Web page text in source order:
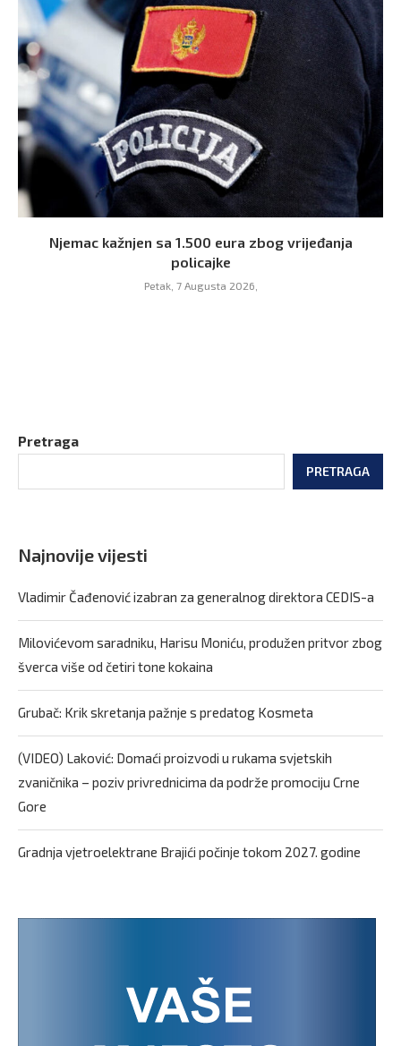
Njemac kažnjen sa 1.500 eura zbog vrijeđanja
policajke
Petak, 7 Augusta 2026,
Pretraga
PRETRAGA
Najnovije vijesti
Vladimir Čađenović izabran za generalnog direktora CEDIS-a
Milovićevom saradniku, Harisu Moniću, produžen pritvor zbog
šverca više od četiri tone kokaina
Grubač: Krik skretanja pažnje s predatog Kosmeta
(VIDEO) Laković: Domaći proizvodi u rukama svjetskih
zvaničnika – poziv privrednicima da podrže promociju Crne
Gore
Gradnja vjetroelektrane Brajići počinje tokom 2027. godine